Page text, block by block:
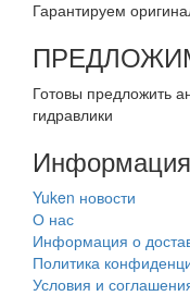
Гарантируем
Готовы предложить
гидравлики
Информация
Yuken новости
О нас
Информация о
Политика
Условия и